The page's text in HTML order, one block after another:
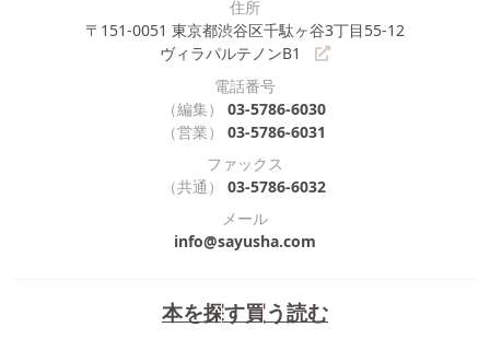
本を探す買う読む
住所
〒151-0051 東京都渋谷区千駄ヶ谷3丁目55-12
ヴィラパルテノンB1
電話番号
（編集）
03-5786-6030
（営業）
03-5786-6031
ファックス
（共通）
03-5786-6032
メール
info@sayusha.com